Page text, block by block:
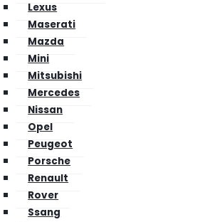
Lexus
Maserati
Mazda
Mini
Mitsubishi
Mercedes
Nissan
Opel
Peugeot
Porsche
Renault
Rover
Ssang